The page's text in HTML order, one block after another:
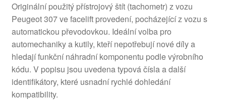
Originální použitý přístrojový štít (tachometr) z vozu
Peugeot 307 ve facelift provedení, pocházející z vozu s
automatickou převodovkou. Ideální volba pro
automechaniky a kutily, kteří nepotřebují nové díly a
hledají funkční náhradní komponentu podle výrobního
kódu. V popisu jsou uvedena typová čísla a další
identifikátory, které usnadní rychlé dohledání
kompatibility.